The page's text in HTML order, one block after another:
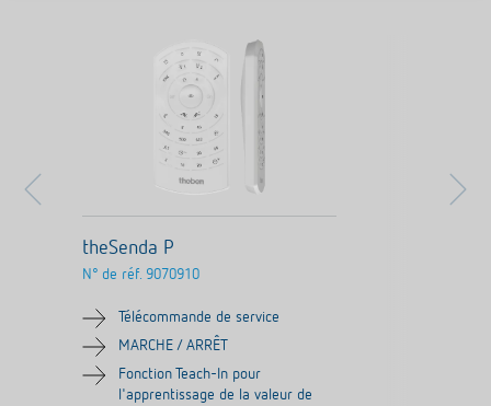
theSenda P
N° de réf. 9070910
Télécommande de service
MARCHE / ARRÊT
Fonction Teach-In pour
l'apprentissage de la valeur de